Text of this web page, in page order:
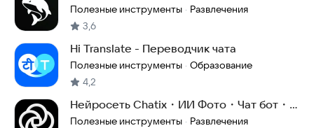
Полезные инструменты · Развлечения
3,6
Hi Translate - Переводчик чата
Полезные инструменты · Образование
4,2
Нейросеть Chatix・ИИ Фото・Чат бот・
Голосовой чат
Полезные инструменты · Развлечения